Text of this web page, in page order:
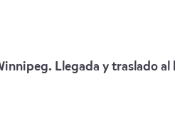
Llegada y traslado